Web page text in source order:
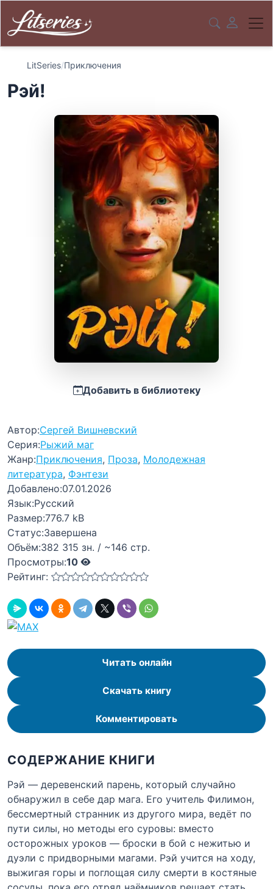
LitSeries/Приключения
Рэй!
Добавить в библиотеку
Автор:Сергей Вишневский
Серия:Рыжий маг
Жанр:Приключения, Проза, Молодежная
литература, Фэнтези
Добавлено:07.01.2026
Язык:Русский
Размер:776.7 kB
Статус:Завершена
Объём:382 315 зн. / ~146 стр.
Просмотры:10
Рейтинг:
Читать онлайн
Скачать книгу
Комментировать
СОДЕРЖАНИЕ КНИГИ
Рэй — деревенский парень, который случайно
обнаружил в себе дар мага. Его учитель Филимон,
бессмертный странник из другого мира, ведёт по
пути силы, но методы его суровы: вместо
осторожных уроков — броски в бой с нежитью и
дуэли с придворными магами. Рэй учится на ходу,
выжигая горы и поглощая силу смерти в костяные